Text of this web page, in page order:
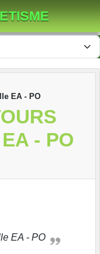
EA - PO
- PO
EA - PO